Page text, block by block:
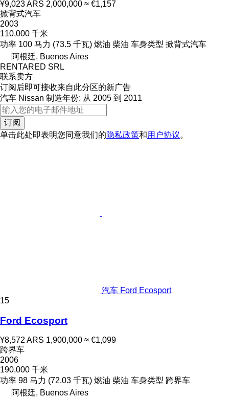
¥9,023ARS 2,000,000 ≈ €1,157
掀背式汽车
2003
110,000 千米
功率 100 马力 (73.5 千瓦) 燃油 柴油 车身类型 掀背式汽车
阿根廷, Buenos Aires
RENTARED SRL
联系卖方
订阅后即可接收来自此分区的新广告
汽车 Nissan 制造年份: 从 2005 到 2011
订阅
单击此处即表明您同意我们的隐私政策和用户协议。
汽车 Ford Ecosport
15
Ford Ecosport
¥8,572 ARS 1,900,000 ≈ €1,099
跨界车
2006
190,000 千米
功率 98 马力 (72.03 千瓦) 燃油 柴油 车身类型 跨界车
阿根廷, Buenos Aires